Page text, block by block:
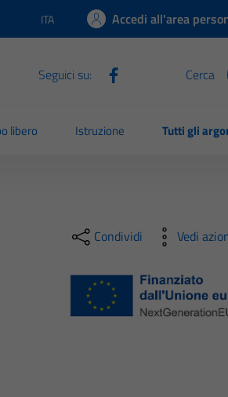
Lingua attiva:
ITA Accedi all'area
Seguici su: Cerca
libero Istruzione Tutti gli
Condividi Vedi